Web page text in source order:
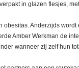
in glazen flesjes,
Anderzijds wordt
Amber Werkman de
wanneer zij zelf hun